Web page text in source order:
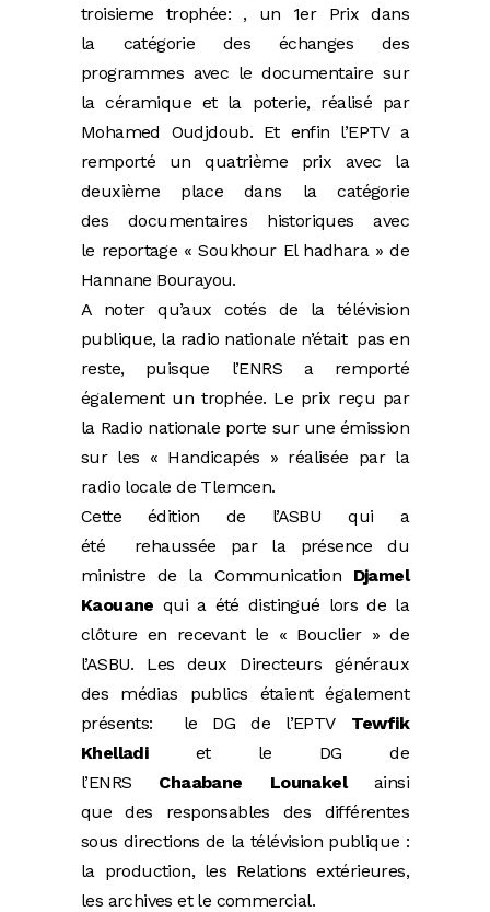
troisieme trophée: , un 1er Prix dans
la catégorie des échanges des
programmes avec le documentaire sur
la céramique et la poterie, réalisé par
Mohamed Oudjdoub. Et enfin l’EPTV a
remporté un quatrième prix avec la
deuxième place dans la catégorie
des documentaires historiques avec
le reportage « Soukhour El hadhara » de
Hannane Bourayou.
A noter qu’aux cotés de la télévision
publique, la radio nationale n’était pas en
reste, puisque l’ENRS a remporté
également un trophée. Le prix reçu par
la Radio nationale porte sur une émission
sur les « Handicapés » réalisée par la
radio locale de Tlemcen.
Cette édition de l’ASBU qui a
été rehaussée par la présence du
ministre de la Communication Djamel
Kaouane qui a été distingué lors de la
clôture en recevant le « Bouclier » de
l’ASBU. Les deux Directeurs généraux
des médias publics étaient également
présents: le DG de l’EPTV Tewfik
Khelladiet le
DG de
l’ENRS Chaabane Lounakelainsi
que des responsables des différentes
sous directions de la télévision publique :
la production, les Relations extérieures,
les archives et le commercial.